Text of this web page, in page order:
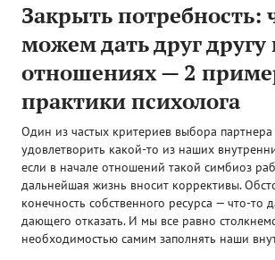
Закрыть потребность:
можем дать друг другу
отношениях — 2
практики психолога
Один из частых критериев выбора партнера
удовлетворить какой-то из наших
если в начале отношений такой симбиоз
дальнейшая жизнь вносит коррективы.
конечность собственного ресурса — что-то
дающего отказать. И мы все равно
необходимостью самим заполнять наши